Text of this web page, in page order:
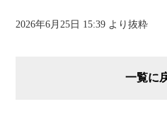
2026年6月25日 15:39 より抜粋
一覧に